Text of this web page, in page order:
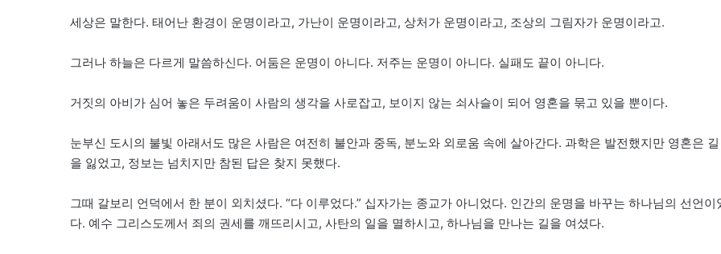
세상은 말한다. 태어난 환경이 운명이라고, 가난이 운명이라고, 상처가 운명이라고, 조상의 그림자가 운명이라고.
그러나 하늘은 다르게 말씀하신다. 어둠은 운명이 아니다. 저주는 운명이 아니다. 실패도 끝이 아니다.
거짓의 아비가 심어 놓은 두려움이 사람의 생각을 사로잡고, 보이지 않는 쇠사슬이 되어 영혼을 묶고 있을 뿐이다.
눈부신 도시의 불빛 아래서도 많은 사람은 여전히 불안과 중독, 분노와 외로움 속에 살아간다. 과학은 발전했지만 영혼은 길
을 잃었고, 정보는 넘치지만 참된 답은 찾지 못했다.
그때 갈보리 언덕에서 한 분이 외치셨다. “다 이루었다.” 십자가는 종교가 아니었다. 인간의 운명을 바꾸는 하나님의 선언이
다. 예수 그리스도께서 죄의 권세를 깨뜨리시고, 사탄의 일을 멸하시고, 하나님을 만나는 길을 여셨다.